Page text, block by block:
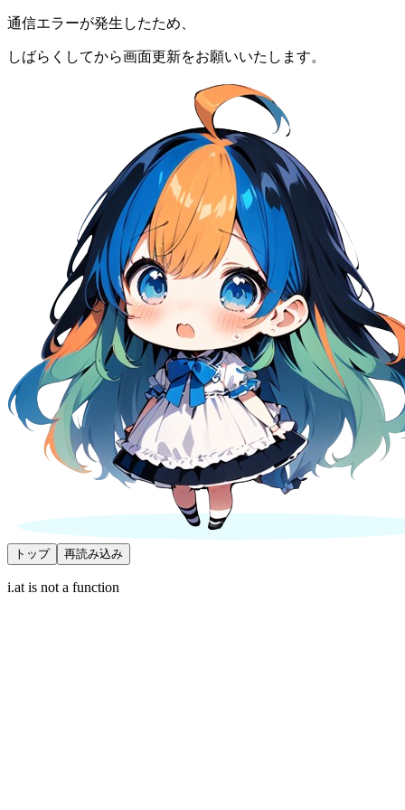
通信エラーが発生したため、
しばらくしてから画面更新をお願いいたします。
トップ 再読み込み
i.at is not a function